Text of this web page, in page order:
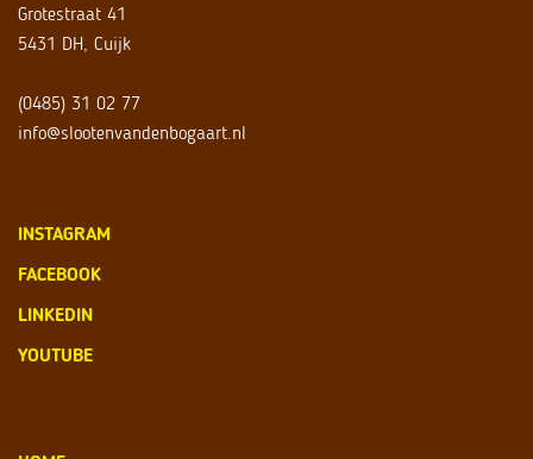
Grotestraat 41
5431 DH, Cuijk
(0485) 31 02 77
info@slootenvandenbogaart.nl
INSTAGRAM
FACEBOOK
LINKEDIN
YOUTUBE